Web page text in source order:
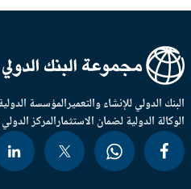
الدولي للإنشاء والتعميرالمؤسسة الدولية
الدولية لضمان الاستثمارالمركز الدولي